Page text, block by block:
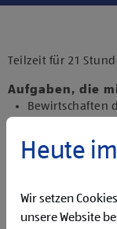
Teilzeit für 21
Aufgaben, die
Bewirtschaften
Präsentieren
von
Reinigen der
Betreuen der
Heute
Wir setzen
unsere Website